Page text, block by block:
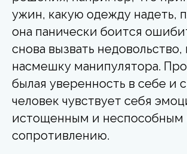
ужин, какую одежду надеть,
она панически боится
снова вызвать недовольство,
насмешку манипулятора.
былая уверенность в себе и
человек чувствует себя
истощенным и неспособным
сопротивлению.